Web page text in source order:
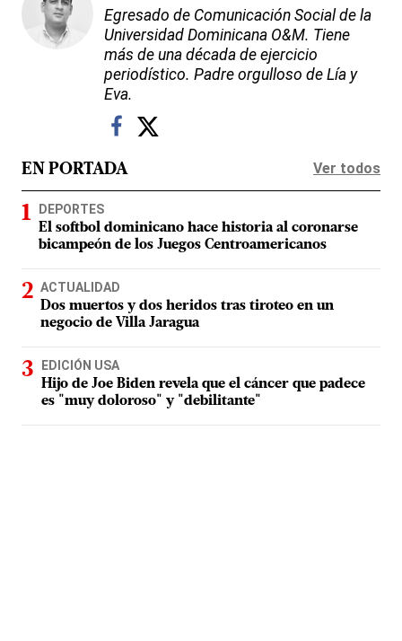
Egresado de Comunicación Social de la
Universidad Dominicana O&M. Tiene
más de una década de ejercicio
periodístico. Padre orgulloso de Lía y
Eva.
EN PORTADA Ver todos
DEPORTES
El softbol dominicano hace historia al coronarse
bicampeón de los Juegos Centroamericanos
ACTUALIDAD
Dos muertos y dos heridos tras tiroteo en un
negocio de Villa Jaragua
EDICIÓN USA
Hijo de Joe Biden revela que el cáncer que padece
es "muy doloroso" y "debilitante"